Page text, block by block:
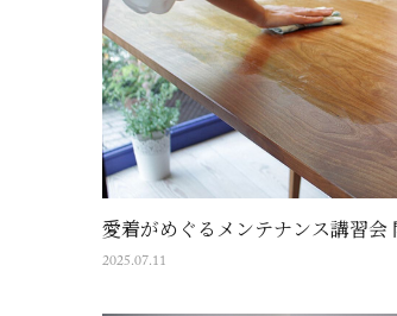
愛着がめぐるメンテナンス講習会
2025.07.11